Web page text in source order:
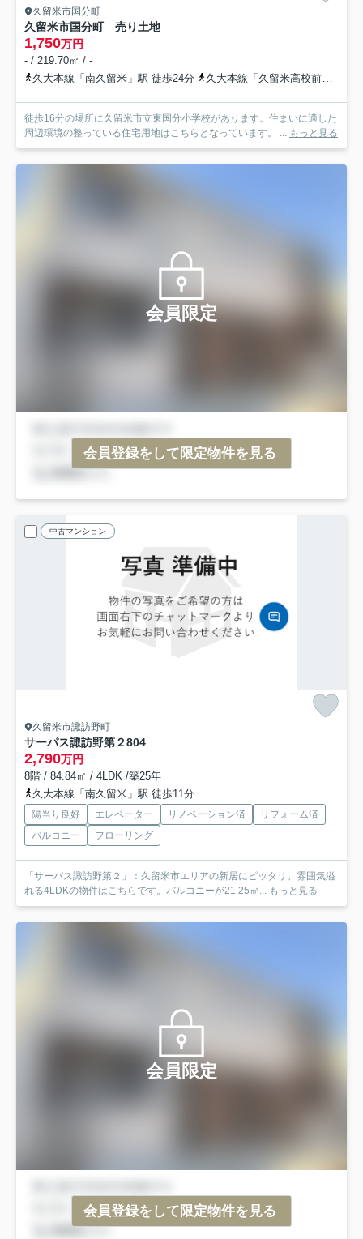
久留米市国分町
久留米市国分町 売り土地
1,750万円
- / 219.70㎡ / -
久大本線「南久留米」駅 徒歩24分
久大本線「久留米高校前」駅 徒歩27分
徒歩16分の場所に久留米市立東国分小学校があります。住まいに適した
周辺環境の整っている住宅用地はこちらとなっています。 ... もっと見る
会員限定
会員登録をして限定物件を見る
中古マンション
久留米市諏訪野町
サーパス諏訪野第２804
2,790万円
8階 / 84.84㎡ / 4LDK /築25年
久大本線「南久留米」駅 徒歩11分
陽当り良好 エレベーター リノベーション済
リフォーム済
バルコニー
フローリング
「サーパス諏訪野第２」：久留米市エリアの新居にピッタリ。雰囲気溢
れる4LDKの物件はこちらです。バルコニーが21.25㎡... もっと見る
会員限定
会員登録をして限定物件を見る